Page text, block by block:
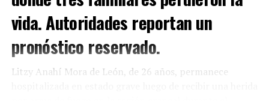
vida. Autoridades reportan un
pronóstico reservado.
Litzy Anahí Mora de León, de 26 años, permanece